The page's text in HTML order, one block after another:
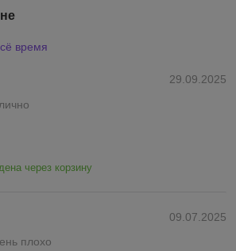
время
29.09.2025
через корзину
09.07.2025
плохо